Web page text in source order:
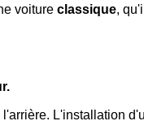
voiture classique,
L'installation